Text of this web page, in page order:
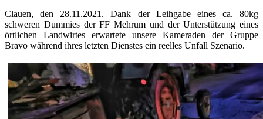
Clauen, den 28.11.2021. Dank der Leihgabe eines ca. 80kg
schweren Dummies der FF Mehrum und der Unterstützung eines
örtlichen Landwirtes erwartete unsere Kameraden der Gruppe
Bravo während ihres letzten Dienstes ein reelles Unfall Szenario.